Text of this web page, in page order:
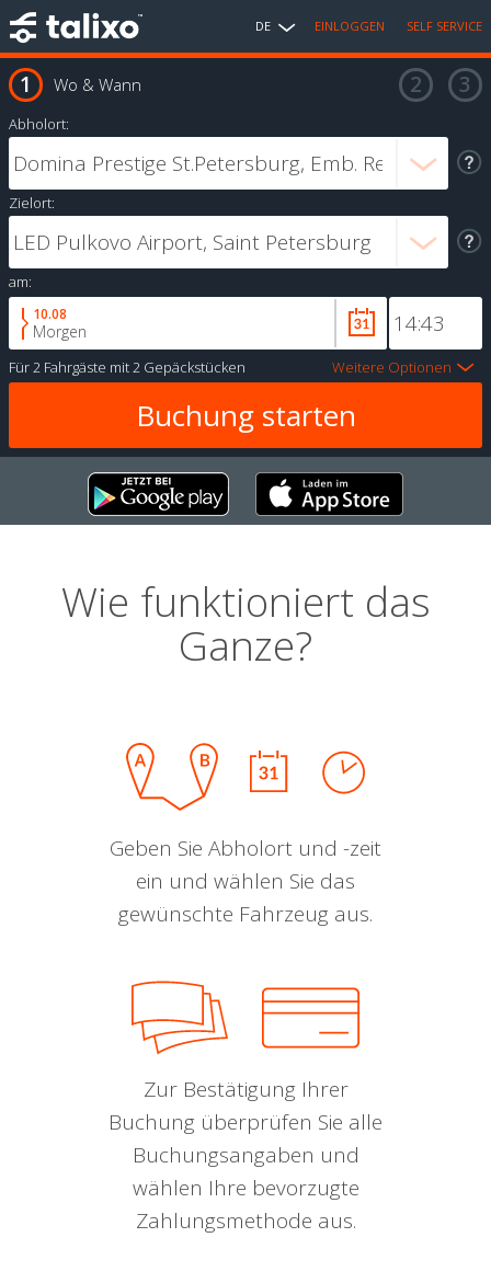
DE EINLOGGEN SELF SERVICE
Wo & Wann
Abholort:
Zielort:
am:
10.08
Morgen
Für2 Fahrgäste mit2 Gepäckstücken Weitere Optionen
Wie funktioniert das
Ganze?
Geben Sie Abholort und -zeit
ein und wählen Sie das
gewünschte Fahrzeug aus.
Zur Bestätigung Ihrer
Buchung überprüfen Sie alle
Buchungsangaben und
wählen Ihre bevorzugte
Zahlungsmethode aus.